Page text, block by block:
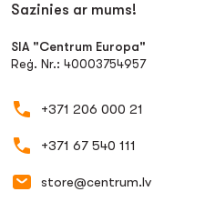
Sazinies ar mums!
SIA "Centrum Europa"
Reģ. Nr.: 40003754957
+371 206 000 21
+371 67 540 111
store@centrum.lv